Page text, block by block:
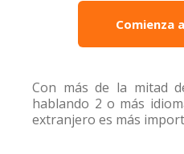
Comienza
Con más de la mitad
hablando 2 o más
extranjero es más